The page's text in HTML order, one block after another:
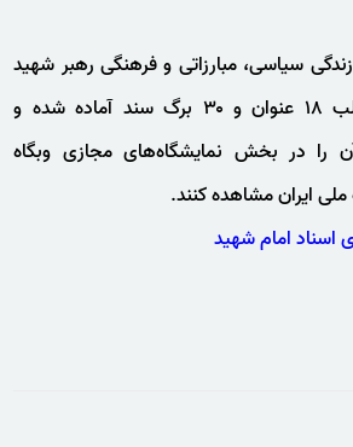
سیاسی، مبارزاتی و فرهنگی رهبر شهید
انقلاب اسلامی، در قالب ۱۸ عنوان و ۳۰ برگ سند آماده شده و
آن را در بخش نمایشگاه‌های مجازی وبگاه
ملی ایران مشاهده کنند.
اسناد امام شهید